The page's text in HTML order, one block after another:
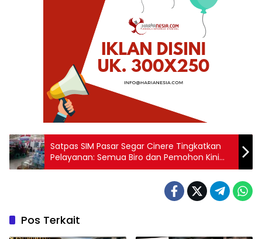
Satpas SIM Pasar Segar Cinere Tingkatkan
Pelayanan: Semua Biro dan Pemohon Kini
Terkoordinasi Satu Pintu
Pos Terkait